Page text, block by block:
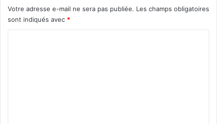
Votre adresse e-mail ne sera pas publiée. Les champs obligatoires
sont indiqués avec *